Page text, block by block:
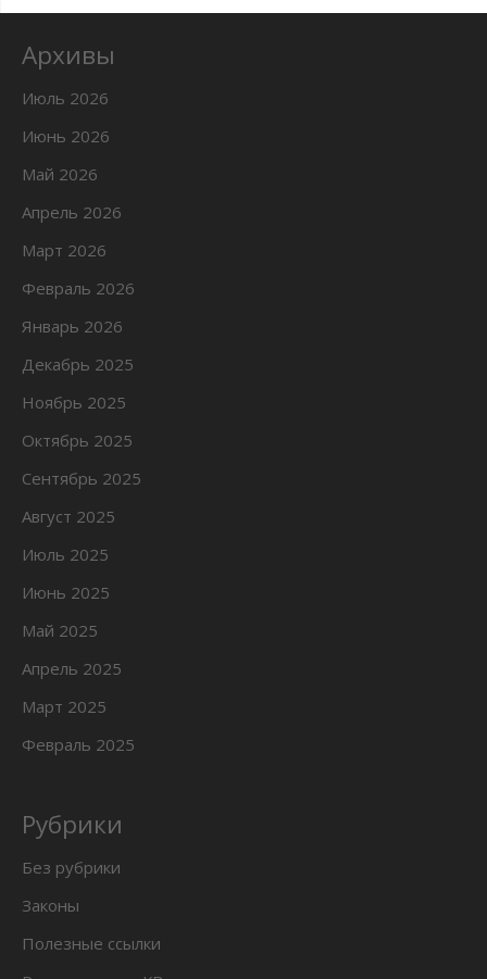
Архивы
Июль 2026
Июнь 2026
Май 2026
Апрель 2026
Март 2026
Февраль 2026
Январь 2026
Декабрь 2025
Ноябрь 2025
Октябрь 2025
Сентябрь 2025
Август 2025
Июль 2025
Июнь 2025
Май 2025
Апрель 2025
Март 2025
Февраль 2025
Рубрики
Без рубрики
Законы
Полезные ссылки